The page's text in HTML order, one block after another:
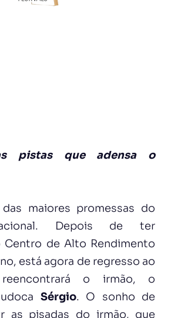
pistas que adensa o
maiores promessas do
Depois de ter
Centro de Alto Rendimento
está agora de regresso ao
o irmão, o
Sérgio. O sonho de
as pisadas do irmão, que